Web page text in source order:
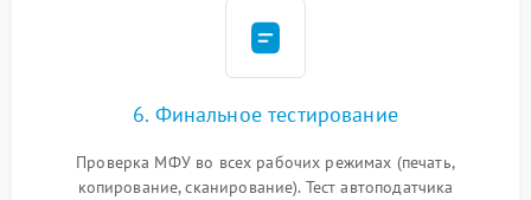
6. Финальное тестирование
Проверка МФУ во всех рабочих режимах (печать,
копирование, сканирование). Тест автоподатчика